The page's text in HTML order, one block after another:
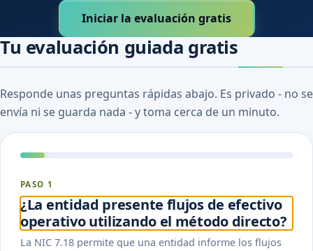
Iniciar la evaluación gratis
Tu evaluación guiada gratis
Responde unas preguntas rápidas abajo. Es privado - no se
envía ni se guarda nada - y toma cerca de un minuto.
PASO 1
¿La entidad presente flujos de efectivo
operativo utilizando el método directo?
La NIC 7.18 permite que una entidad informe los flujos